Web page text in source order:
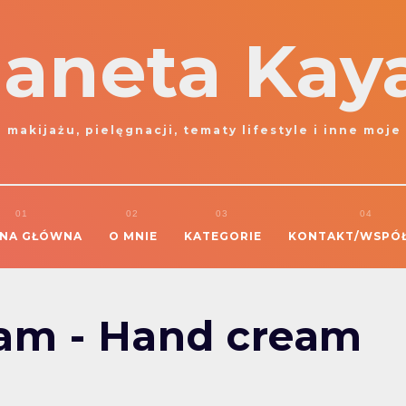
makijażu, pielęgnacji, tematy lifestyle i inne moje
GŁÓWNA O MNIE KATEGORIE KONTAKT/
- Hand cream